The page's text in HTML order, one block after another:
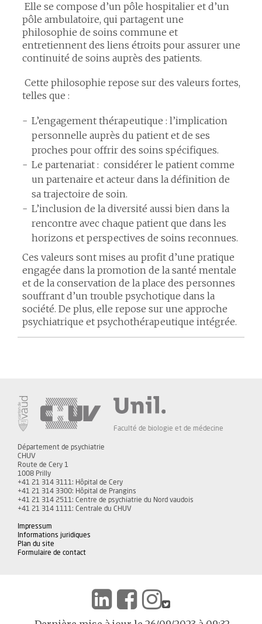
Elle se compose d’un pôle hospitalier et d’un
pôle ambulatoire, qui partagent une
philosophie de soins commune et
entretiennent des liens étroits pour assurer une
continuité de soins auprès des patients.
Cette philosophie repose sur des valeurs fortes,
telles que :
L’engagement thérapeutique : l’implication
personnelle auprès du patient et de ses
proches pour offrir des soins spécifiques.
Le partenariat : considérer le patient comme
un partenaire et acteur dans la définition de
sa trajectoire de soin.
L’inclusion de la diversité aussi bien dans la
rencontre avec chaque patient que dans les
horizons et perspectives de soins reconnues.
Ces valeurs sont mises au profit d’une pratique
engagée dans la promotion de la santé mentale
et de la conservation de la place des personnes
souffrant d’un trouble psychotique dans la
société. De plus, elle repose sur une approche
psychiatrique et psychothérapeutique intégrée.
Faculté de biologie et de médecine
Département de psychiatrie
CHUV
Route de Cery 1
1008 Prilly
+41 21 314 3111: Hôpital de Cery
+41 21 314 3300: Hôpital de Prangins
+41 21 314 2511: Centre de psychiatrie du Nord vaudois
+41 21 314 1111: Centrale du CHUV
Impressum
Informations juridiques
Plan du site
Formulaire de contact